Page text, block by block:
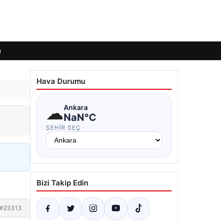
#23313
Hava Durumu
☁Ankara
NaN°C
ŞEHIR SEÇ
Bizi Takip Edin